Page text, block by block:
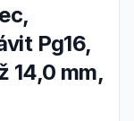
Pg16,
14,0 mm,